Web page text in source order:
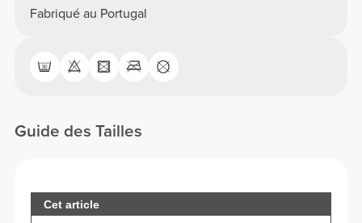
Fabriqué au Portugal
Guide des Tailles
Cet article